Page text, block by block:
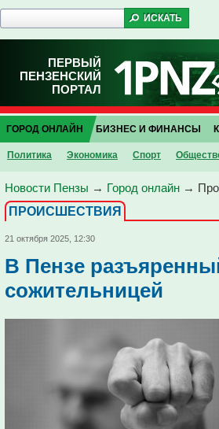
ПЕРВЫЙ
ПЕНЗЕНСКИЙ
ПОРТАЛ
ГОРОД ОНЛАЙН
Политика Экономика Спорт
БИЗНЕС И ФИНАНСЫ
Новости Пензы → Город онлайн →
ПРОИCШЕСТВИЯ
21 октября 2025, 12:30
В Пензе
сожительницей